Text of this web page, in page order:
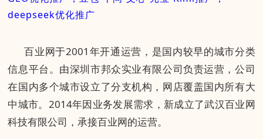
deepseek优化推广
百业网于2001年开通运营，是国内较早的城市分类
信息平台。由深圳市邦众实业有限公司负责运营，公司
在国内多个城市设立了分支机构，网店覆盖国内所有大
中城市。2014年因业务发展需求，新成立了武汉百业网
科技有限公司，承接百业网的运营。